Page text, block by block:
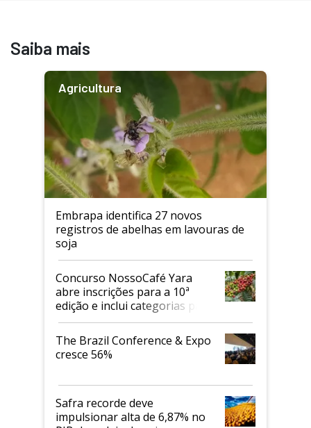
Saiba mais
Agricultura
Embrapa identifica 27 novos
registros de abelhas em lavouras de
soja
Concurso NossoCafé Yara
abre inscrições para a 10ª
edição e inclui categorias para
cafés Canephora
The Brazil Conference & Expo
cresce 56%
Safra recorde deve
impulsionar alta de 6,87% no